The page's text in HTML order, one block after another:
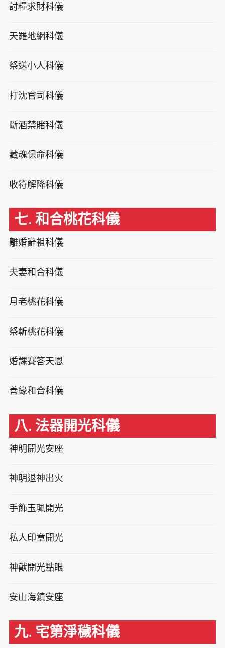
討糧求財科儀
天羅地網科儀
祭送小人科儀
打沈官司科儀
斷酒禁賭科儀
藏魂保命科儀
收符解降科儀
七. 和合桃花科儀
離婚辭祖科儀
夫妻和合科儀
月老桃花科儀
祭斬桃花科儀
婚課賽答天恩
善緣和合科儀
八. 法器開光科儀
神明開光安座
神明退神出火
手飾玉珮開光
私人印章開光
神獸開光點眼
安山海鎮安座
九. 宅第淨穢科儀